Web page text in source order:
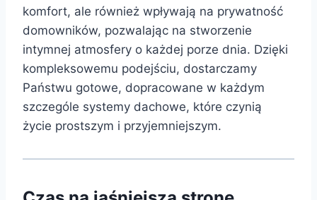
komfort, ale również wpływają na prywatność
domowników, pozwalając na stworzenie
intymnej atmosfery o każdej porze dnia. Dzięki
kompleksowemu podejściu, dostarczamy
Państwu gotowe, dopracowane w każdym
szczególe systemy dachowe, które czynią
życie prostszym i przyjemniejszym.